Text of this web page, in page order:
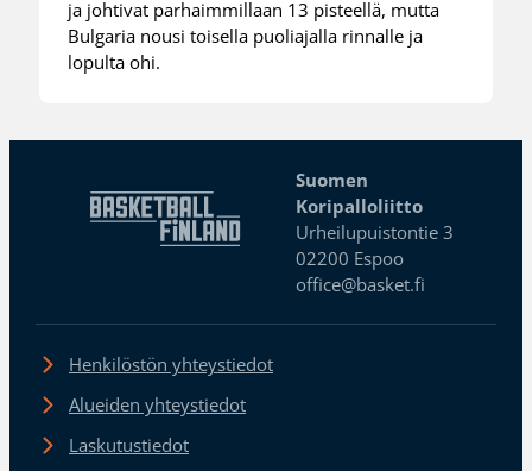
ja johtivat parhaimmillaan 13 pisteellä, mutta
Bulgaria nousi toisella puoliajalla rinnalle ja
lopulta ohi.
Suomen
Koripalloliitto
Urheilupuistontie 3
02200 Espoo
office@basket.fi
Henkilöstön yhteystiedot
Alueiden yhteystiedot
Laskutustiedot